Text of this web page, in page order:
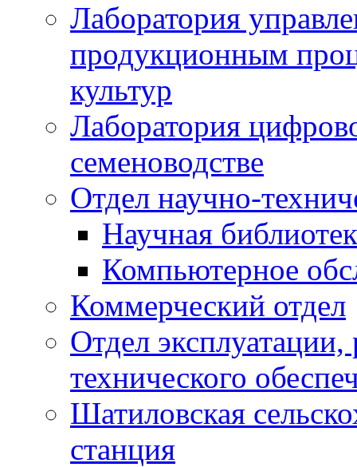
Лаборатория
продукционным
культур
Лаборатория
семеноводстве
Отдел научно-
Научная
Компьютерное
Коммерческий отдел
Отдел
технического
Шатиловская
станция